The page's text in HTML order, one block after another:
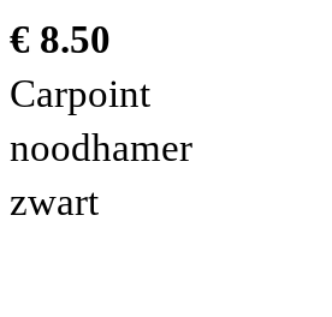
€ 8.50
Carpoint
noodhamer
zwart